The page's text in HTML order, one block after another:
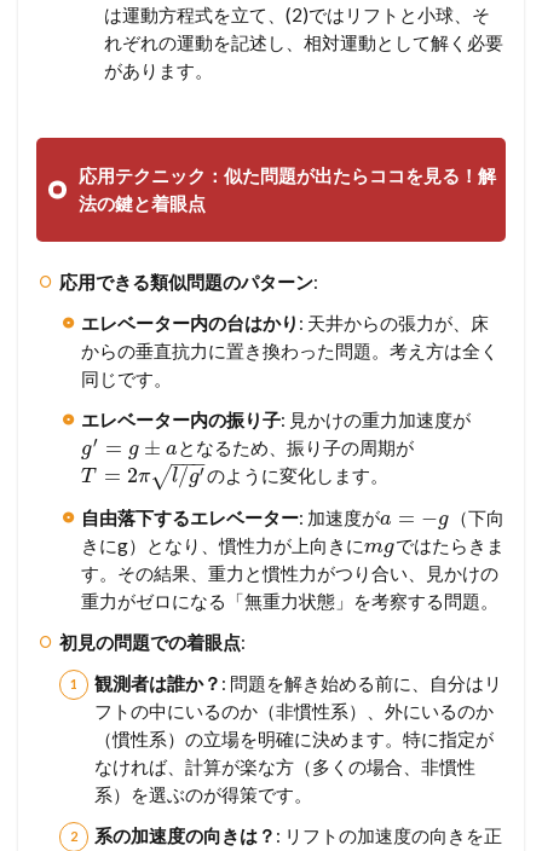
は運動方程式を立て、(2)ではリフトと小球、そ
れぞれの運動を記述し、相対運動として解く必要
があります。
応用テクニック：似た問題が出たらココを見る！解
法の鍵と着眼点
応用できる類似問題のパターン:
エレベーター内の台はかり : 天井からの張力が、床
からの垂直抗力に置き換わった問題。考え方は全く
同じです。
エレベーター内の振り子: 見かけの重力加速度が
g′ = g ± aとなるため、振り子の周期が
T = 2π l/g′
−−
−
√
のように変化します。
自由落下するエレベーター: 加速度がa = −g （下向
きにg）となり、慣性力が上向きにmgではたらきま
す。その結果、重力と慣性力がつり合い、見かけの
重力がゼロになる「無重力状態」を考察する問題。
初見の問題での着眼点:
観測者は誰か？ : 問題を解き始める前に、自分はリ
フトの中にいるのか（非慣性系）、外にいるのか
（慣性系）の立場を明確に決めます。特に指定が
なければ、計算が楽な方（多くの場合、非慣性
系）を選ぶのが得策です。
系の加速度の向きは？ : リフトの加速度の向きを正